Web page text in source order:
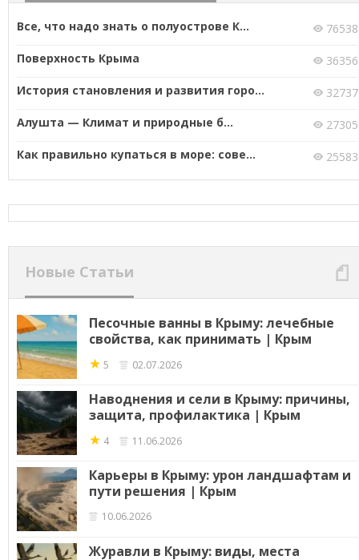
Все, что надо знать о полуострове К...
76538
Поверхность Крыма
36356
История становления и развития горо...
32737
Алушта — Климат и природные б...
27305
Как правильно купаться в море: сове...
25583
Новые Статьи
Песочные ванны в Крыму: лечебные
свойства, как принимать | Крым
★ 5 02.07.2026
Наводнения и сели в Крыму: причины,
защита, профилактика | Крым
★ 4 11.06.2026
Карьеры в Крыму: урон ландшафтам и
пути решения | Крым
10.06.2026
Журавли в Крыму: виды, места